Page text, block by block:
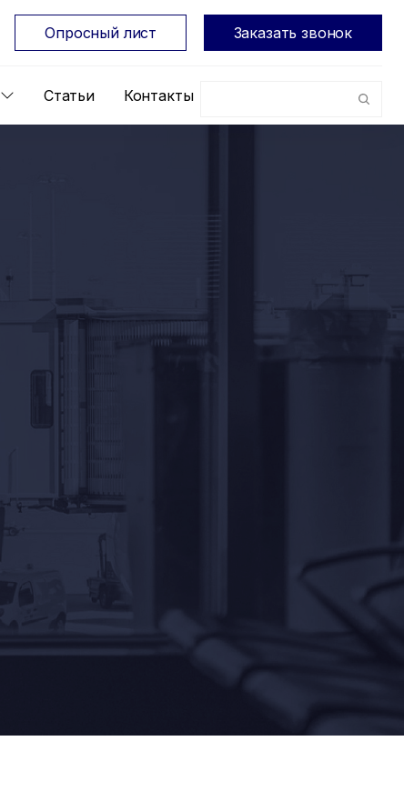
Статьи Контакты
Опросный лист Заказать звонок